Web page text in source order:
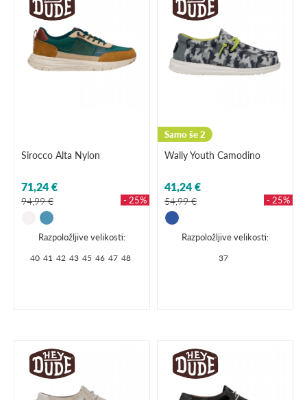
Sirocco Alta Nylon
71,24 €
94,99 € - 25%
Razpoložljive velikosti:
40 41 42 43 45 46 47 48
Samo še 2
Wally Youth Camodino
41,24 €
54,99 € - 25%
Razpoložljive velikosti:
37